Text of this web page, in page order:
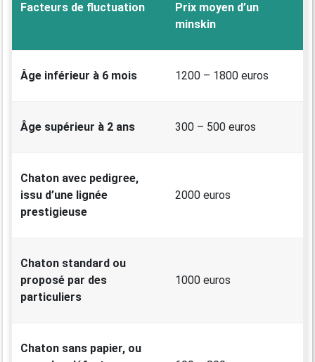
Facteurs de fluctuation
Prix moyen d’un
minskin
Âge inférieur à 6 mois 1200 – 1800 euros
Âge supérieur à 2 ans 300 – 500 euros
Chaton avec pedigree,
issu d’une lignée
prestigieuse
2000 euros
Chaton standard ou
proposé par des
particuliers
1000 euros
Chaton sans papier, ou